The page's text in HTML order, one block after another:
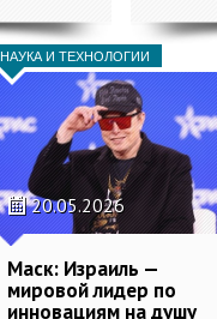
НАУКА И ТЕХНОЛОГИИ
20.05.2026
Маск: Израиль —
мировой лидер по
инновациям на душу